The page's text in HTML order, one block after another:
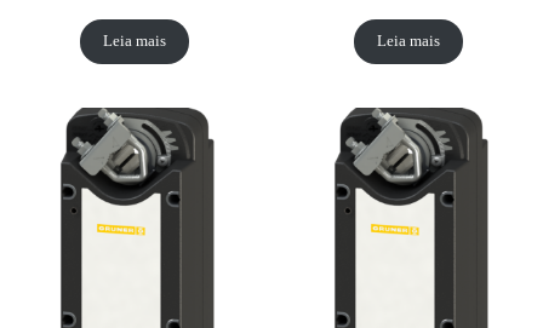
Leia mais Leia mais